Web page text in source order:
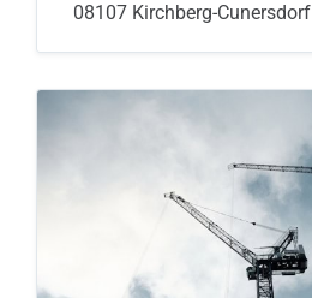
08107 Kirchberg-Cunersdorf